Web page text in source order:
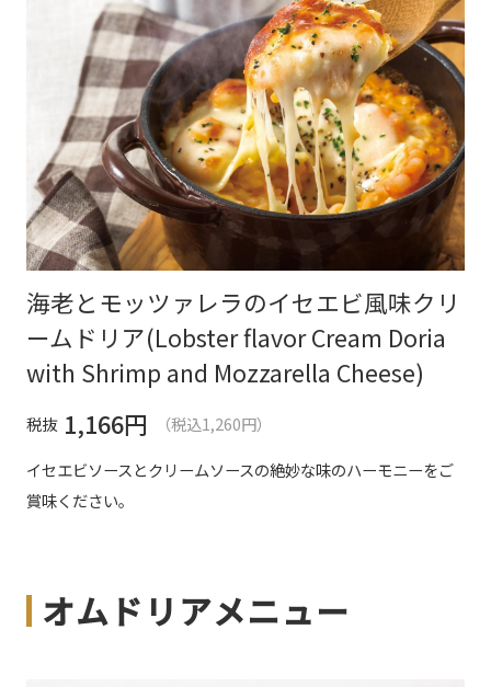
海老とモッツァレラのイセエビ風味クリ
ームドリア(Lobster flavor Cream Doria
with Shrimp and Mozzarella Cheese)
税抜 1,166円
（税込1,260円）
イセエビソースとクリームソースの絶妙な味のハーモニーをご
賞味ください。
オムドリアメニュー